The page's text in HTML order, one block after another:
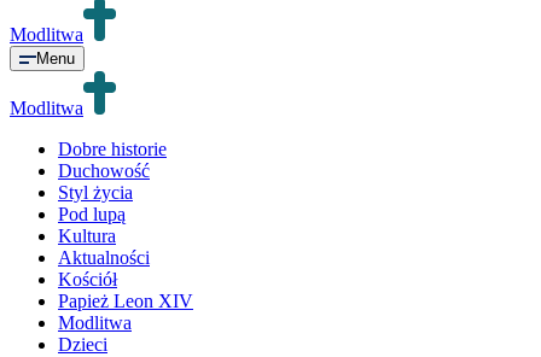
Modlitwa
Menu
Modlitwa
Dobre historie
Duchowość
Styl życia
Pod lupą
Kultura
Aktualności
Kościół
Papież Leon XIV
Modlitwa
Dzieci